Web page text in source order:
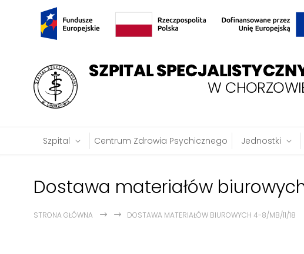
Szpital Centrum Zdrowia Psychicznego Jednostki
Dostawa materiałów
STRONA GŁÓWNA DOSTAWA MATERIAŁÓW BIUROWYCH 4-8/MB/11/18